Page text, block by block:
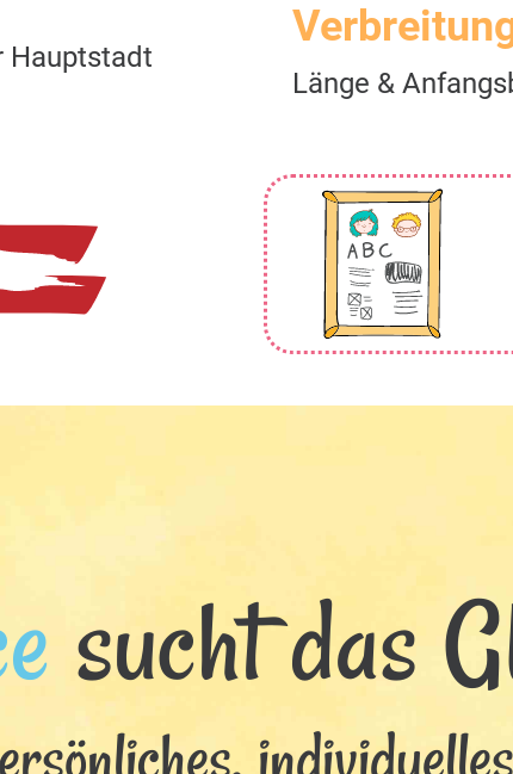
Hauptstadt
Länge &
sucht das